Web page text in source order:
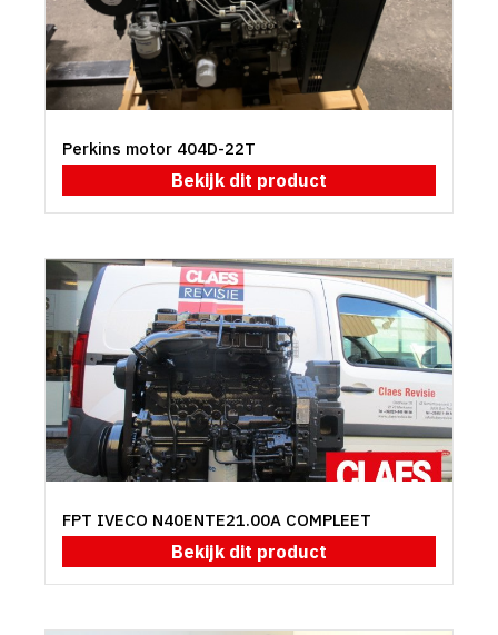
Perkins motor 404D-22T
Bekijk dit product
FPT IVECO N40ENTE21.00A COMPLEET
Bekijk dit product